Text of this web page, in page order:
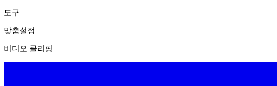
도구
맞춤설정
비디오 클리핑